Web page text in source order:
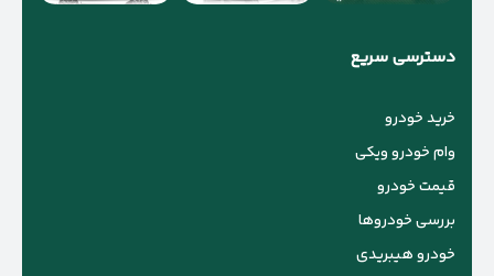
دسترسی سریع
خرید خودرو
وام خودرو ویکی
قیمت خودرو
بررسی خودروها
خودرو هیبریدی